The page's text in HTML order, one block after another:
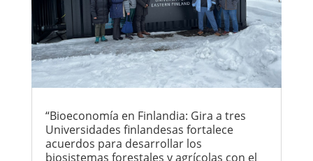
“Bioeconomía en Finlandia: Gira a tres
Universidades finlandesas fortalece
acuerdos para desarrollar los
biosistemas forestales y agrícolas con el